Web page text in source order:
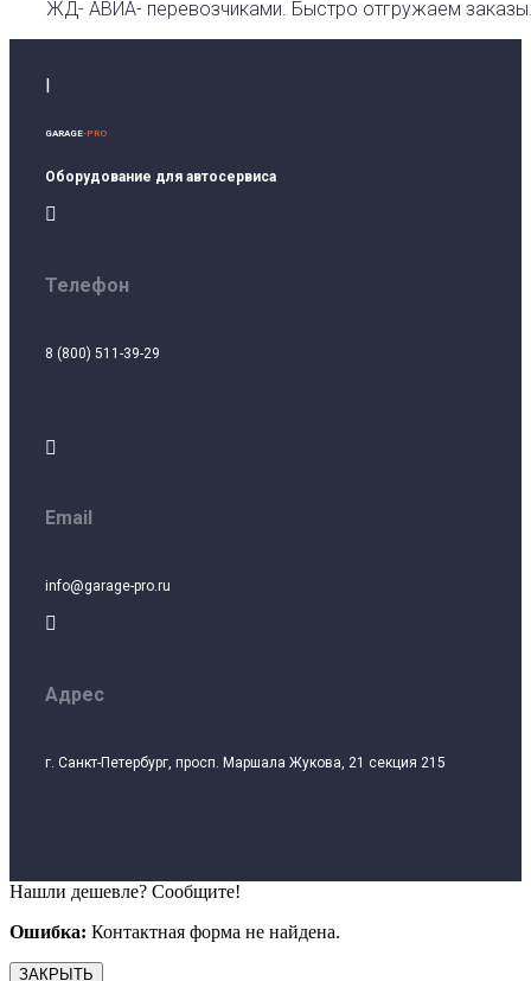
ЖД- АВИА- перевозчиками. Быстро отгружаем
I
GARAGE-PRO
Оборудование для автосервиса

Телефон
8 (800) 511-39-29

Email
info@garage-pro.ru

Адрес
г. Санкт-Петербург, просп. Маршала Жукова, 21 секция 215
Нашли дешевле? Сообщите!
Ошибка: Контактная форма не найдена.
ЗАКРЫТЬ